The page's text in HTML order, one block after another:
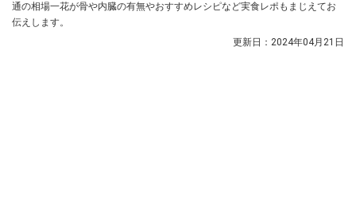
通の相場一花が骨や内臓の有無やおすすめレシピなど実食レポもまじえてお
伝えします。
更新日： 2024年04月21日